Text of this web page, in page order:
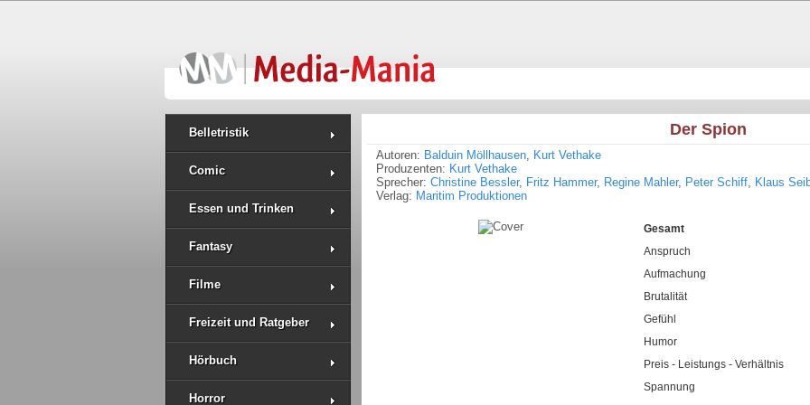
Belletristik
Comic
Essen und Trinken
Fantasy
Filme
Freizeit und Ratgeber
Hörbuch
Horror
Der Spion
Autoren: Balduin Möllhausen, Kurt Vethake
Produzenten: Kurt Vethake
Sprecher: Christine Bessler, Fritz Hammer, Regine Mahler, Peter Schiff, Klaus
Verlag: Maritim Produktionen
Gesamt
Anspruch
Aufmachung
Brutalität
Gefühl
Humor
Preis - Leistungs - Verhältnis
Spannung